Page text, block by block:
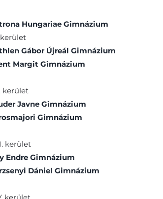
Hungariae Gimnázium
Gábor Újreál Gimnázium
Margit Gimnázium
kerület
Javne Gimnázium
Gimnázium
kerület
Endre Gimnázium
Dániel Gimnázium